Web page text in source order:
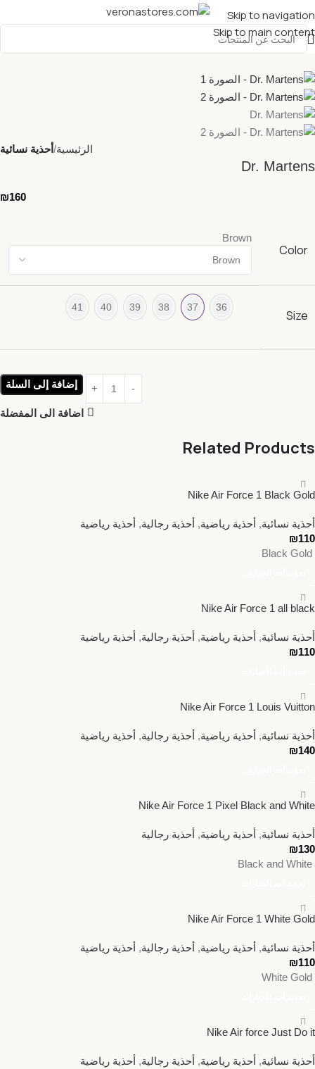
Skip to navigation
Skip to main content
الرئيسية أحذية نسائية
Dr. Martens
₪160
Color
Brown
Size
36
37
38
39
40
41
إضافة إلى السلة
اضافة الى المفضلة
Related Products
Nike Air Force 1 Black Gold
أحذية نسائية, أحذية رياضية, أحذية رجالية, أحذية رياضية
₪110
Black Gold
Nike Air Force 1 all black
أحذية نسائية, أحذية رياضية, أحذية رجالية, أحذية رياضية
₪110
Nike Air Force 1 Louis Vuitton
أحذية نسائية, أحذية رياضية, أحذية رجالية, أحذية رياضية
₪140
Nike Air Force 1 Pixel Black and White
أحذية نسائية, أحذية رياضية, أحذية رجالية
₪130
Black and White
Nike Air Force 1 White Gold
أحذية نسائية, أحذية رياضية, أحذية رجالية, أحذية رياضية
₪110
White Gold
Nike Air force Just Do it
أحذية نسائية, أحذية رياضية, أحذية رجالية, أحذية رياضية